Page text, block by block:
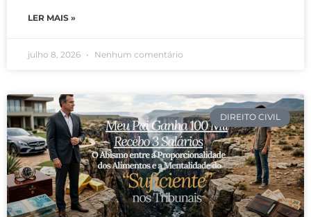
LER MAIS »
julho 8, 2026 Nenhum comentário
DIREITO CIVIL